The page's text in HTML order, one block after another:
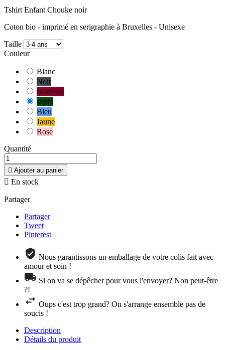
Tshirt Enfant Chouke noir
Coton bio - imprimé en serigraphie à Bruxelles - Unisexe
Taille
Couleur
Blanc
Noir
Bordeau
sapin
Bleu
Jaune
Rose
Quantité
 Ajouter au panier
 En stock
Partager
Partager
Tweet
Pinterest
Nous garantissons un emballage de votre colis fait avec
amour et soin !
Si on va se dépêcher pour vous l'envoyer? Non peut-être
?!
Oups c'est trop grand? On s'arrange ensemble pas de
soucis !
Description
Détails du produit